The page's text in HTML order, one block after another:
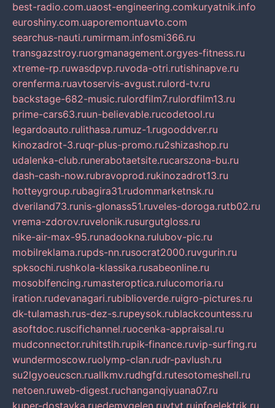
best-radio.com.uaost-engineering.comkuryatnik.info
euroshiny.com.uaporemontuavto.com
searchus-nauti.rumirmam.infosmi366.ru
transgazstroy.ruorgmanagement.orgyes-fitness.ru
xtreme-rp.ruwasdpvp.ruvoda-otri.rutishinapve.ru
orenferma.ruavtoservis-avgust.rulord-tv.ru
backstage-682-music.rulordfilm7.rulordfilm13.ru
prime-cars63.ruun-believable.rucodetool.ru
legardoauto.rulithasa.rumuz-1.rugooddver.ru
kinozadrot-3.ruqr-plus-promo.ru2shizashop.ru
udalenka-club.runerabotaetsite.rucarszona-bu.ru
dash-cash-now.rubravoprod.rukinozadrot13.ru
hotteygroup.rubagira31.rudommarketnsk.ru
dveriland73.runis-glonass51.ruveles-doroga.rutb02.ru
vrema-zdorov.ruvelonik.rusurgutgloss.ru
nike-air-max-95.runadookna.rulubov-pic.ru
mobilreklama.rupds-nn.rusocrat2000.ruvgurin.ru
spksochi.rushkola-klassika.rusabeonline.ru
mosoblfencing.rumasteroptica.rulucomoria.ru
iration.rudevanagari.rubiblioverde.ruigro-pictures.ru
dk-tulamash.rus-dez-s.rupeysok.rublackcountess.ru
asoftdoc.ruscifichannel.ruocenka-appraisal.ru
mudconnector.ruhitstih.rupik-finance.ruvip-surfing.ru
wundermoscow.ruolymp-clan.rudr-pavlush.ru
su2lgyoeucscn.ruallkmv.rudhgfd.rutesotomeshell.ru
netoen.ruweb-digest.ruchanganqiyuana07.ru
kuper-dostavka.ruedemvgelen.ruytyt.ruinfoelektrik.ru